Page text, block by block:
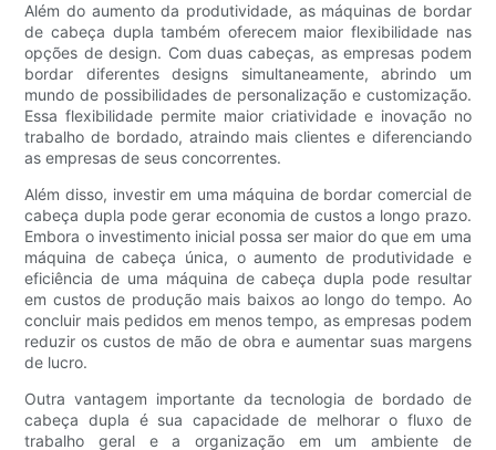
Além do aumento da produtividade, as máquinas de bordar
de cabeça dupla também oferecem maior flexibilidade nas
opções de design. Com duas cabeças, as empresas podem
bordar diferentes designs simultaneamente, abrindo um
mundo de possibilidades de personalização e customização.
Essa flexibilidade permite maior criatividade e inovação no
trabalho de bordado, atraindo mais clientes e diferenciando
as empresas de seus concorrentes.
Além disso, investir em uma máquina de bordar comercial de
cabeça dupla pode gerar economia de custos a longo prazo.
Embora o investimento inicial possa ser maior do que em uma
máquina de cabeça única, o aumento de produtividade e
eficiência de uma máquina de cabeça dupla pode resultar
em custos de produção mais baixos ao longo do tempo. Ao
concluir mais pedidos em menos tempo, as empresas podem
reduzir os custos de mão de obra e aumentar suas margens
de lucro.
Outra vantagem importante da tecnologia de bordado de
cabeça dupla é sua capacidade de melhorar o fluxo de
trabalho geral e a organização em um ambiente de